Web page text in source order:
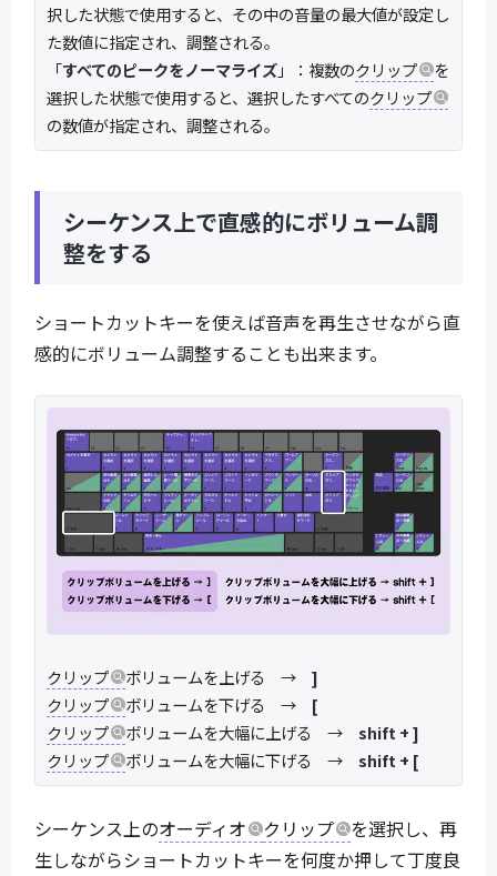
択した状態で使用すると、その中の音量の最大値が設定し
た数値に指定され、調整される。
「すべてのピークをノーマライズ」：複数のクリップ
を
選択した状態で使用すると、選択したすべてのクリップ
の数値が指定され、調整される。
シーケンス上で直感的にボリューム調
整をする
ショートカットキーを使えば音声を再生させながら直
感的にボリューム調整することも出来ます。
クリップ ボリュームを上げる →]
クリップ
ボリュームを下げる → [
クリップ
ボリュームを大幅に上げる →shift + ]
クリップ
ボリュームを大幅に下げる →shift + [
シーケンス上のオーディオ クリップ
を選択し、再
生しながらショートカットキーを何度か押して丁度良